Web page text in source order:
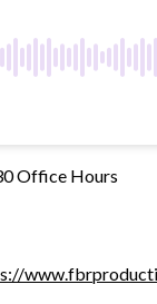
Office Hours